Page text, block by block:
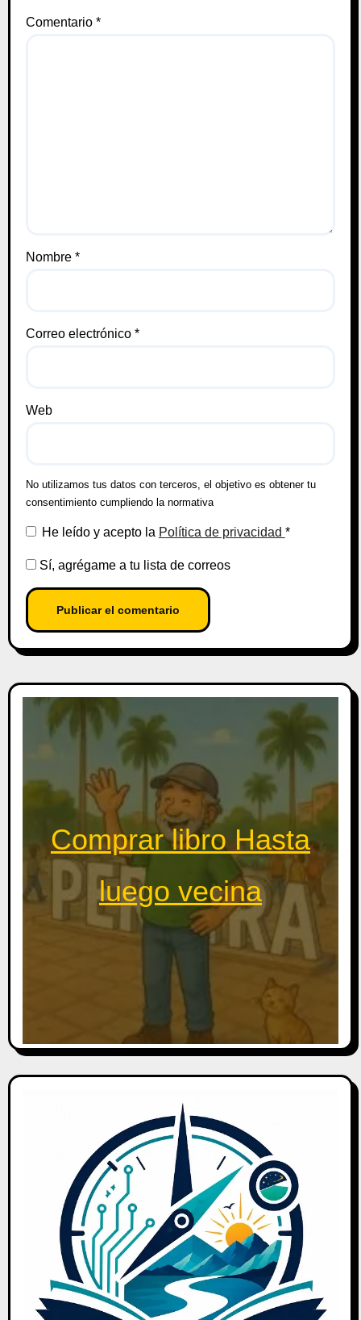
Comentario *
Nombre *
Correo electrónico *
Web
No utilizamos tus datos con terceros, el objetivo es obtener tu
consentimiento cumpliendo la normativa
He leído y acepto la Política de privacidad *
Sí, agrégame a tu lista de correos
Comprar libro Hasta
luego vecina